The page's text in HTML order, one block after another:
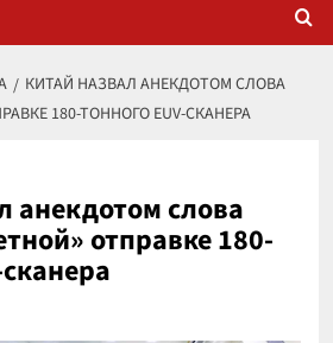
КИТАЙ НАЗВАЛ АНЕКДОТОМ СЛОВА
180-ТОННОГО EUV-СКАНЕРА
анекдотом слова
отправке 180-